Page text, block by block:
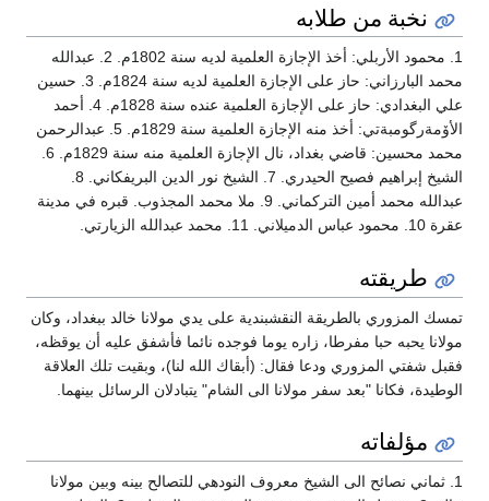
نخبة من طلابه
1. محمود الأربلي: أخذ الإجازة العلمية لديه سنة 1802م. 2. عبدالله
محمد البارزاني: حاز على الإجازة العلمية لديه سنة 1824م. 3. حسين
علي البغدادي: حاز على الإجازة العلمية عنده سنة 1828م. 4. أحمد
الأۆمةرگومبةتي: أخذ منه الإجازة العلمية سنة 1829م. 5. عبدالرحمن
محمد محسين: قاضي بغداد، نال الإجازة العلمية منه سنة 1829م. 6.
الشيخ إبراهيم فصيح الحيدري. 7. الشيخ نور الدين البريفكاني. 8.
عبدالله محمد أمين التركماني. 9. ملا محمد المجذوب. قبره في مدينة
عقرة 10. محمود عباس الدميلاني. 11. محمد عبدالله الزيارتي.
طريقته
تمسك المزوري بالطريقة النقشبندية على يدي مولانا خالد ببغداد، وكان
مولانا يحبه حبا مفرطا، زاره يوما فوجده نائما فأشفق عليه أن يوقظه،
فقبل شفتي المزوري ودعا فقال: (أبقاك الله لنا)، وبقيت تلك العلاقة
الوطيدة، فكانا "بعد سفر مولانا الى الشام" يتبادلان الرسائل بينهما.
مؤلفاته
1. ثماني نصائح الى الشيخ معروف النودهي للتصالح بينه وبين مولانا